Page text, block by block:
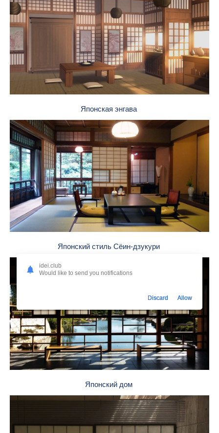
Японская энгава
Японский стиль Сёин-дзукури
Японский дом
idei.club
Would like to send you notifications
Discard Allow